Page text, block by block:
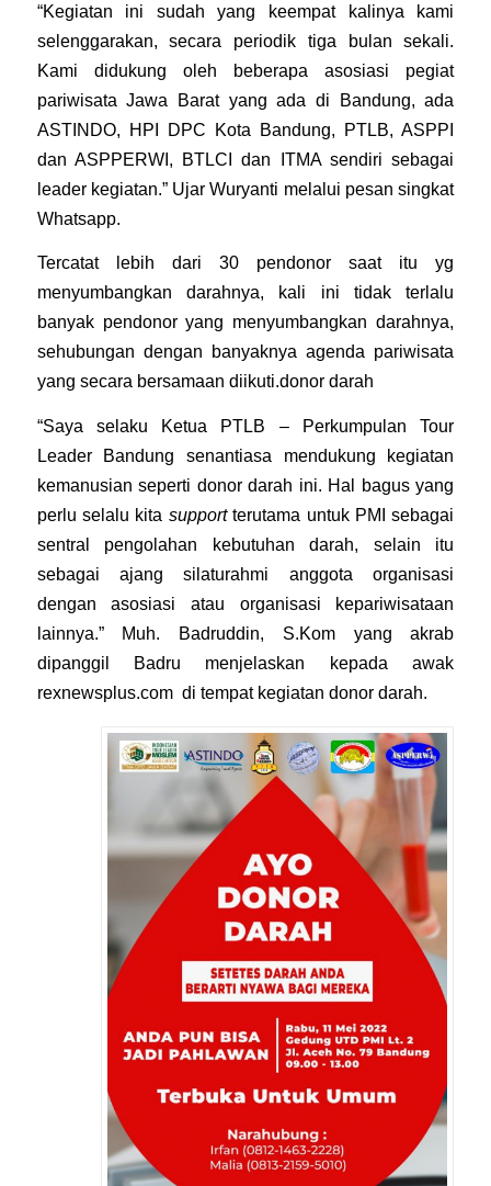
“Kegiatan ini sudah yang keempat kalinya kami
selenggarakan, secara periodik tiga bulan sekali.
Kami didukung oleh beberapa asosiasi pegiat
pariwisata Jawa Barat yang ada di Bandung, ada
ASTINDO, HPI DPC Kota Bandung, PTLB, ASPPI
dan ASPPERWI, BTLCI dan ITMA sendiri sebagai
leader kegiatan.” Ujar Wuryanti melalui pesan singkat
Whatsapp.
Tercatat lebih dari 30 pendonor saat itu yg
menyumbangkan darahnya, kali ini tidak terlalu
banyak pendonor yang menyumbangkan darahnya,
sehubungan dengan banyaknya agenda pariwisata
yang secara bersamaan diikuti.donor darah
“Saya selaku Ketua PTLB – Perkumpulan Tour
Leader Bandung senantiasa mendukung kegiatan
kemanusian seperti donor darah ini. Hal bagus yang
perlu selalu kita supportterutama untuk PMI sebagai
sentral pengolahan kebutuhan darah, selain itu
sebagai ajang silaturahmi anggota organisasi
dengan asosiasi atau organisasi kepariwisataan
lainnya.” Muh. Badruddin, S.Kom yang akrab
dipanggil Badru menjelaskan kepada awak
rexnewsplus.com di tempat kegiatan donor darah.